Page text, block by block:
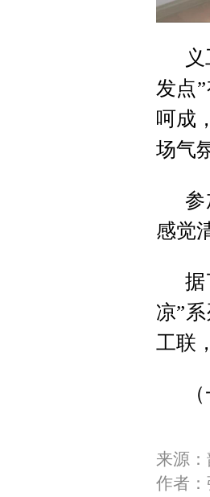
发点
呵成
场气
感觉
据
凉”
工联
来源
作者：